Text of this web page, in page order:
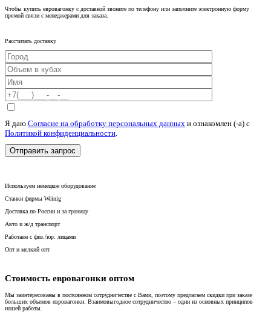
Чтобы купить евровагонку с доставкой звоните по телефону или заполните электронную форму
прямой связи с менеджерами для заказа.
Рассчитать доставку
Я даю Согласие на обработку персональных данных и ознакомлен (-а) c
Политикой конфиденциальности
Используем немецкое оборудование
Станки фирмы Weinig
Доставка по России и за границу
Авто и ж/д транспорт
Работаем с физ./юр. лицами
Опт и мелкий опт
Стоимость евровагонки оптом
Мы заинтересованы в постоянном сотрудничестве с Вами, поэтому предлагаем скидки при заказе
больших объемов евровагонки. Взаимовыгодное сотрудничество – один из основных принципов
нашей работы.